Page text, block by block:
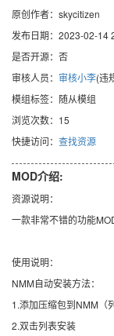
原创作者：skycitizen
发布日期：2023-02-14
是否开源：否
审核人员： 审核小李(违
模组标签：随从模组
浏览次数：15
快捷访问： 查找资源
MOD介绍:
资源说明：
一款非常不错的功能
使用说明：
NMM自动安装方法：
1.添加压缩包到NMM（
2.双击列表安装